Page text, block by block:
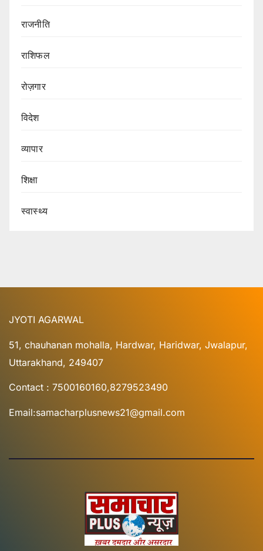
राजनीति
राशिफल
रोज़गार
विदेश
व्यापार
शिक्षा
स्वास्थ्य
JYOTI AGARWAL
51, chauhanan mohalla, Hardwar, Haridwar, Jwalapur,
Uttarakhand, 249407
Contact : 7500160160,8279523490
Email:samacharplusnews21@gmail.com